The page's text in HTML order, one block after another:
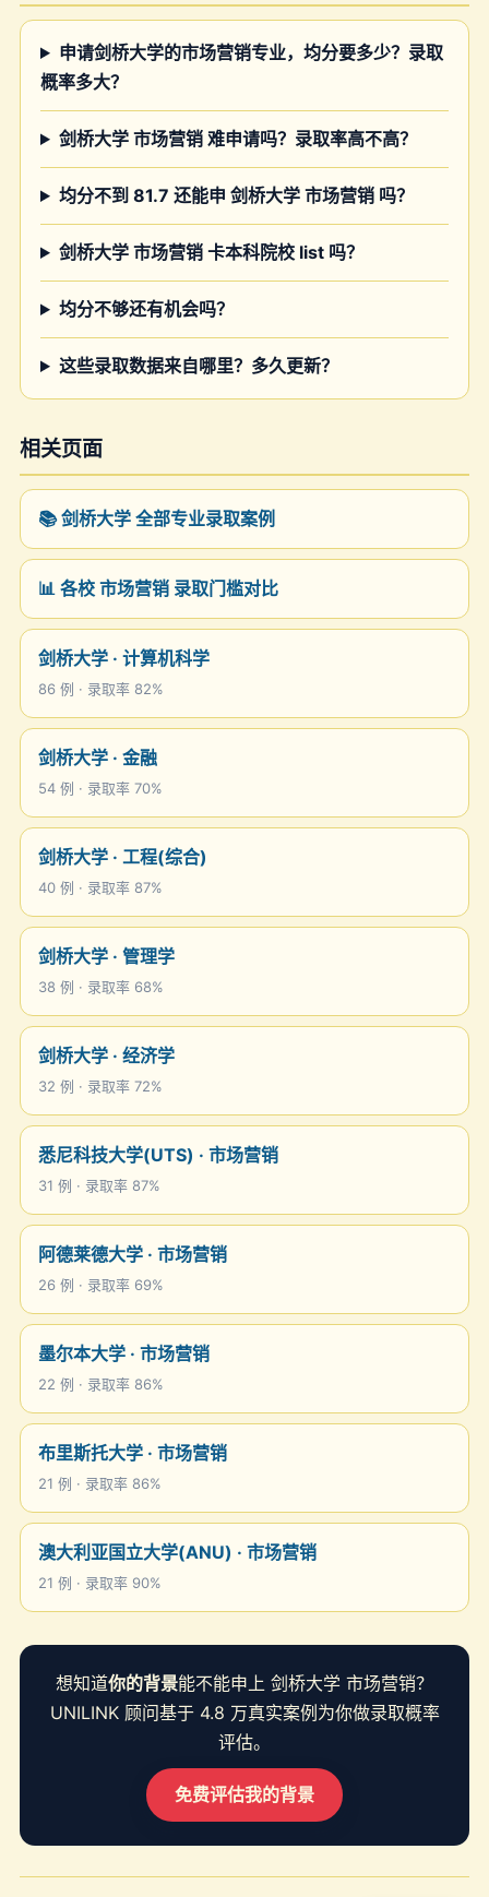
申请剑桥大学的市场营销专业，均分要多少？录取
概率多大？
剑桥大学 市场营销 难申请吗？录取率高不高？
均分不到 81.7 还能申 剑桥大学 市场营销 吗？
剑桥大学 市场营销 卡本科院校 list 吗？
均分不够还有机会吗？
这些录取数据来自哪里？多久更新？
相关页面
📚 剑桥大学 全部专业录取案例
📊 各校 市场营销 录取门槛对比
剑桥大学 · 计算机科学
86 例 · 录取率 82%
剑桥大学 · 金融
54 例 · 录取率 70%
剑桥大学 · 工程(综合)
40 例 · 录取率 87%
剑桥大学 · 管理学
38 例 · 录取率 68%
剑桥大学 · 经济学
32 例 · 录取率 72%
悉尼科技大学(UTS) · 市场营销
31 例 · 录取率 87%
阿德莱德大学 · 市场营销
26 例 · 录取率 69%
墨尔本大学 · 市场营销
22 例 · 录取率 86%
布里斯托大学 · 市场营销
21 例 · 录取率 86%
澳大利亚国立大学(ANU) · 市场营销
21 例 · 录取率 90%
想知道你的背景能不能申上 剑桥大学 市场营销？
UNILINK 顾问基于 4.8 万真实案例为你做录取概率
评估。
免费评估我的背景